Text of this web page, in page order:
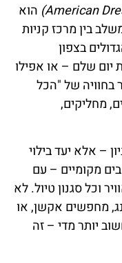
הוא
בין מרכז קניות
בצפון
יום שלם – או אפילו
בחוויה של "הכל
מחליקים,
– אלא יעד בילוי
מקומיים – עם
וכל סגנון טיול. לא
מחפשים אקשן, או
יותר מדי – זה